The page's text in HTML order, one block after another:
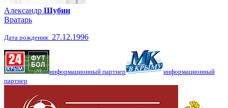
Александр Шубин
Вратарь
Дата рождения: 27.12.1996
информационный партнер
информационный
партнер